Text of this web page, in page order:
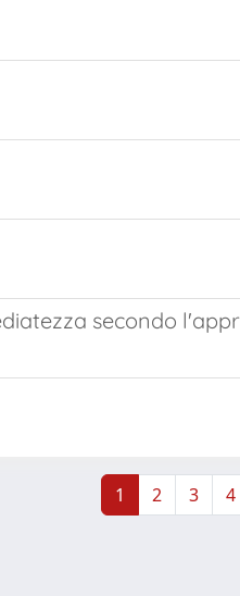
secondo
1 2 3 4